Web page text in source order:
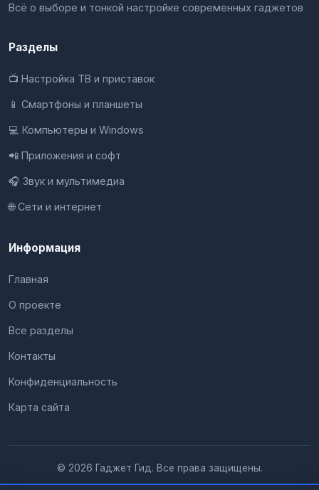
Всё о выборе и тонкой настройке современных гаджетов
Разделы
📺 Настройка ТВ и приставок
📱 Смартфоны и планшеты
💻 Компьютеры и Windows
📲 Приложения и софт
🎧 Звук и мультимедиа
🌐 Сети и интернет
Информация
Главная
О проекте
Все разделы
Контакты
Конфиденциальность
Карта сайта
© 2026 Гаджет Гид. Все права защищены.